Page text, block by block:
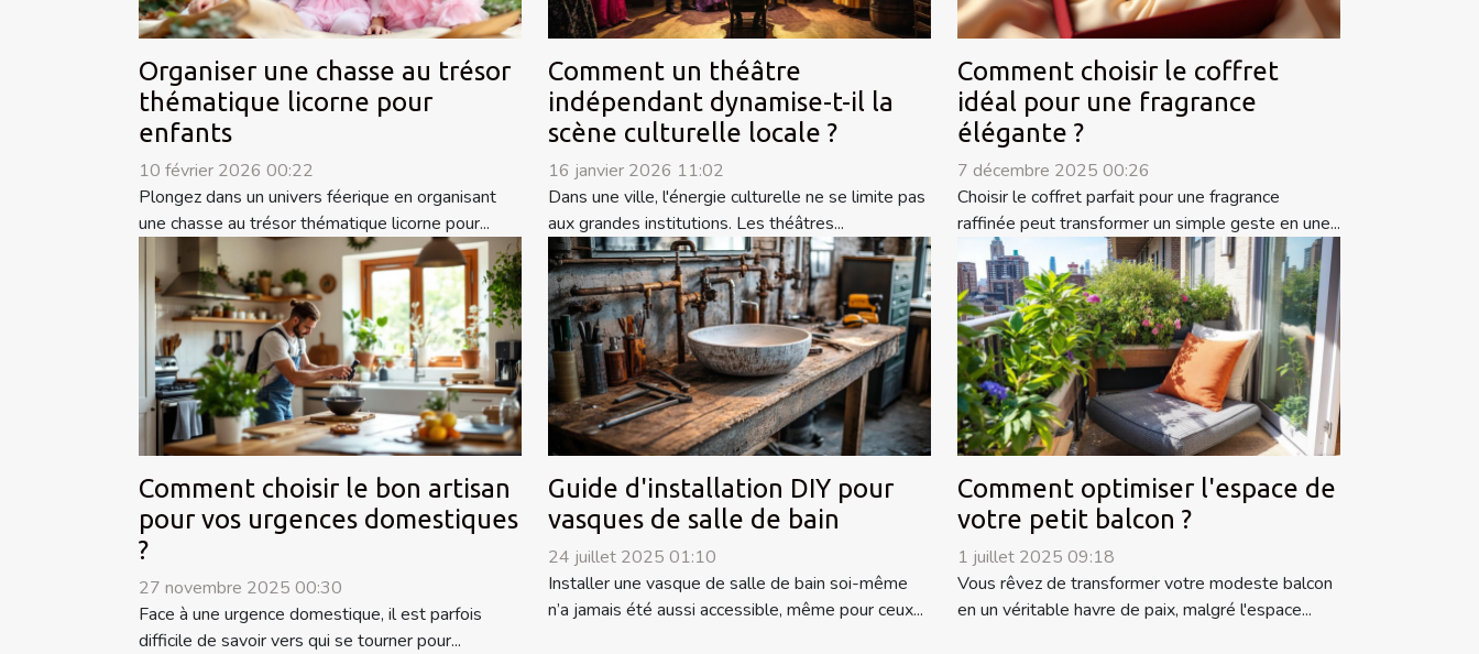
Organiser une chasse au trésor
thématique licorne pour
enfants
10 février 2026 00:22
Plongez dans un univers féerique en organisant
une chasse au trésor thématique licorne pour...
Comment un théâtre
indépendant dynamise-t-il la
scène culturelle locale ?
16 janvier 2026 11:02
Dans une ville, l'énergie culturelle ne se limite pas
aux grandes institutions. Les théâtres...
Comment choisir le coffret
idéal pour une fragrance
élégante ?
7 décembre 2025 00:26
Choisir le coffret parfait pour une fragrance
raffinée peut transformer un simple geste en une...
Comment choisir le bon artisan
pour vos urgences domestiques
?
27 novembre 2025 00:30
Face à une urgence domestique, il est parfois
difficile de savoir vers qui se tourner pour...
Guide d'installation DIY pour
vasques de salle de bain
24 juillet 2025 01:10
Installer une vasque de salle de bain soi-même
n’a jamais été aussi accessible, même pour ceux...
Comment optimiser l'espace de
votre petit balcon ?
1 juillet 2025 09:18
Vous rêvez de transformer votre modeste balcon
en un véritable havre de paix, malgré l'espace...